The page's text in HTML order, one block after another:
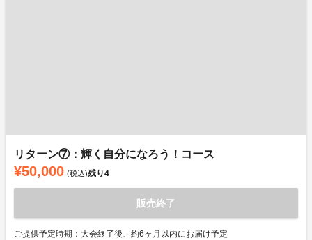
リターン⑦：輝く自分になろう！コース
¥50,000 (税込)残り4
販売終了
ご提供予定時期：大会終了後、約6ヶ月以内にお届け予定